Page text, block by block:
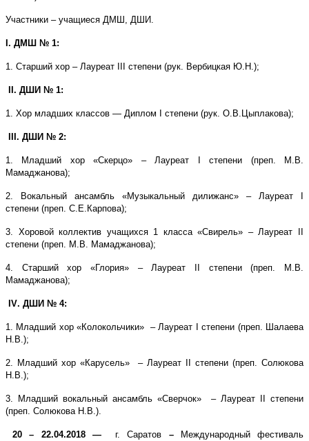
Участники – учащиеся ДМШ, ДШИ.
. ДМШ № 1:
1. Старший хор – Лауреат cтепени (рук. Вербицкая Ю.Н.);
. ДШИ № 1:
1. Хор младших классов — Диплом I степени (рук. О.В.Цыплакова);
. ДШИ № 2:
1. Младший хор «Скерцо» – Лауреат
степени (преп. М.В.
Мамаджанова);
2. Вокальный ансамбль «Музыкальный дилижанс» – Лауреат
степени (преп. С.Е.Карпова);
3. Хоровой коллектив учащихся 1 класса «Свирель» – Лауреат
степени (преп. М.В. Мамаджанова);
4. Старший хор «Глория» – Лауреат
степени (преп. М.В.
Мамаджанова);
IV. ДШИ № 4:
1. Младший хор «Колокольчики» – Лауреат I степени (преп. Шалаева
Н.В.);
2. Младший хор «Карусель» – Лауреат
I степени (преп. Солюкова
Н.В.);
3. Младший вокальный ансамбль «Сверчок» – Лауреат
I степени
(преп. Солюкова Н.В.).
20 – 22.04.2018 —г. Саратов –
Международный фестиваль